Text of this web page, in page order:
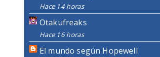
Hace 14 horas
Otakufreaks
Hace 16 horas
El mundo según Hopewell